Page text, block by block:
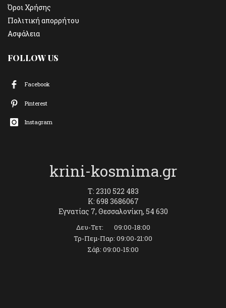
Όροι Χρήσης
Πολιτική απορρήτου
Ασφάλεια
FOLLOW US
Facebook
Pinterest
Instagram
krini-kosmima.gr
T: 2310 522 483
K: 698 3686067
Εγνατίας 7, Θεσσαλονίκη, 54 630
Δευ-Τετ: 09:00-18:00
Τρ-Πεμ-Παρ: 09:00-21:00
Σάβ: 09:00-15:00